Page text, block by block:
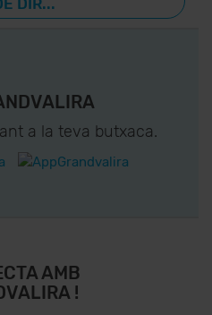
DIR...
a la teva butxaca.
AMB
!